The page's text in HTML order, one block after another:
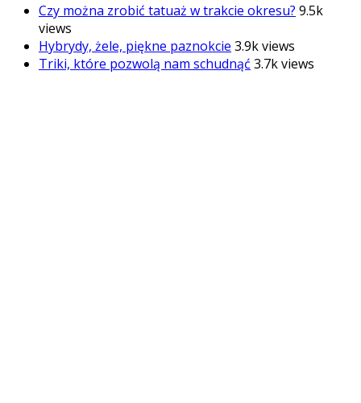
Czy można zrobić tatuaż w trakcie okresu? 9.5k
views
Hybrydy, żele, piękne paznokcie 3.9k views
Triki, które pozwolą nam schudnąć 3.7k views